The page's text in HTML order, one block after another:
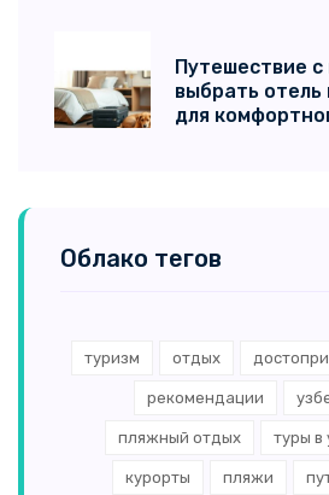
Путешествие
выбрать отель
для
Облако тегов
туризм отдых
рекомендации
пляжный отдых туры в
курорты пляжи